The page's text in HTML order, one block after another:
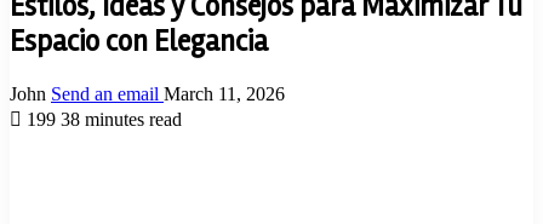
Espacio con Elegancia
John Send an email March 11, 2026
199 38 minutes read